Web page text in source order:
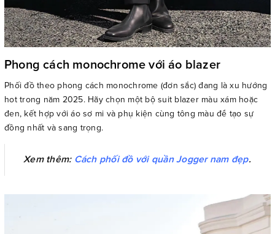
Phong cách monochrome với áo blazer
Phối đồ theo phong cách monochrome (đơn sắc) đang là xu hướng
hot trong năm 2025. Hãy chọn một bộ suit blazer màu xám hoặc
đen, kết hợp với áo sơ mi và phụ kiện cùng tông màu để tạo sự
đồng nhất và sang trọng.
Xem thêm: Cách phối đồ với quần Jogger nam đẹp.